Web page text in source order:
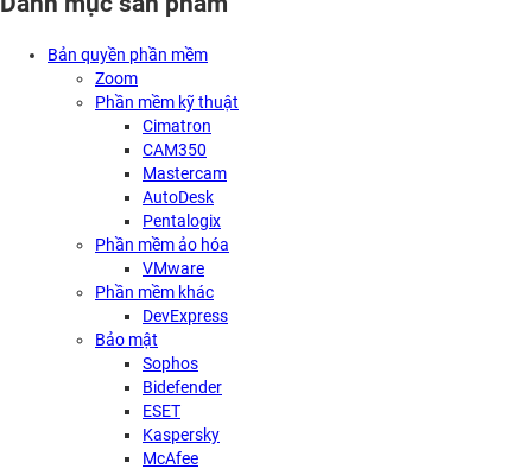
Bản quyền phần mềm
Zoom
Phần mềm kỹ thuật
Cimatron
CAM350
Mastercam
AutoDesk
Pentalogix
Phần mềm ảo hóa
VMware
Phần mềm khác
DevExpress
Bảo mật
Sophos
Bidefender
ESET
Kaspersky
McAfee